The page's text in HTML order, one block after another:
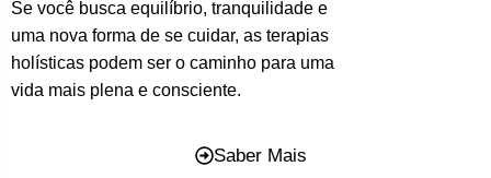
Se você busca equilíbrio, tranquilidade e
uma nova forma de se cuidar, as terapias
holísticas podem ser o caminho para uma
vida mais plena e consciente.
Saber Mais